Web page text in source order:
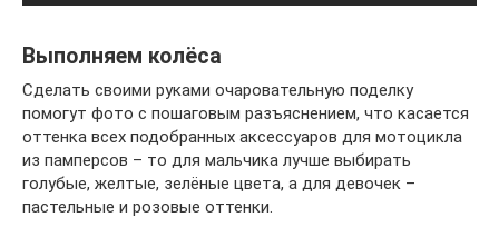
Выполняем колёса
Сделать своими руками очаровательную поделку
помогут фото с пошаговым разъяснением, что касается
оттенка всех подобранных аксессуаров для мотоцикла
из памперсов – то для мальчика лучше выбирать
голубые, желтые, зелёные цвета, а для девочек –
пастельные и розовые оттенки.